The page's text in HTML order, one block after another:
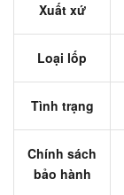
Xuất xứ
Loại lốp
Tình trạng
Chính sách
bảo hành